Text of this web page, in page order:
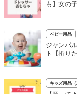
も】女の
ベビー用品
ジャンパ
ト【折り
キッズ用品（